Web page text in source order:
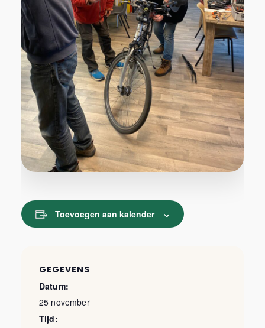
Toevoegen aan kalender
GEGEVENS
Datum:
25 november
Tijd: